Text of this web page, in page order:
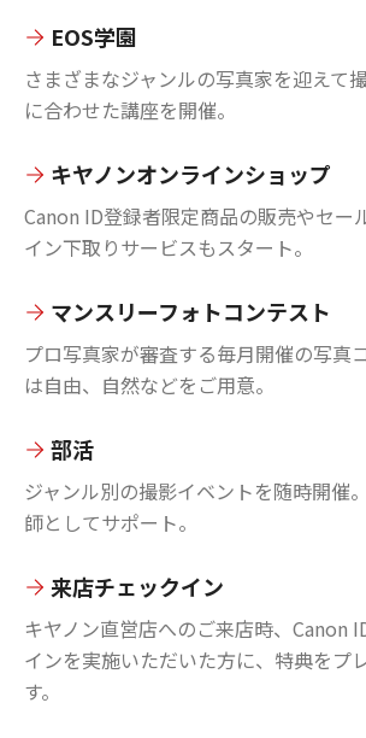
EOS学園
さまざまなジャンルの写真家を迎えて
に合わせた講座を開催。
キヤノンオンラインショップ
Canon ID登録者限定商品の販売やセー
イン下取りサービスもスタート。
マンスリーフォトコンテスト
プロ写真家が審査する毎月開催の写真
は自由、自然などをご用意。
部活
ジャンル別の撮影イベントを随時開催
師としてサポート。
来店チェックイン
キヤノン直営店へのご来店時、Canon
インを実施いただいた方に、特典をプ
す。